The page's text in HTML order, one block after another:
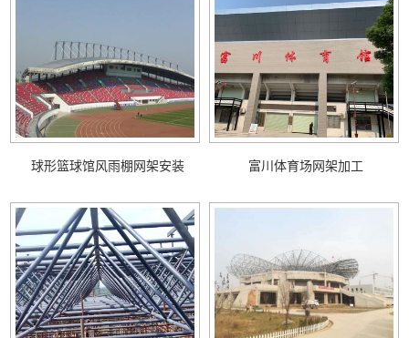
球形篮球馆风雨棚网架安装 富川体育场网架加工